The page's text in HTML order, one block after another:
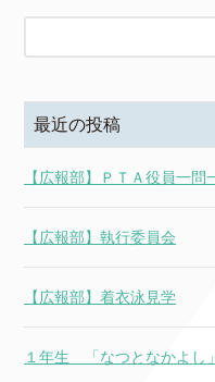
最近の投稿
【広報部】ＰＴＡ役員一問
【広報部】執行委員会
【広報部】着衣泳見学
１年生 「なつとなかよし